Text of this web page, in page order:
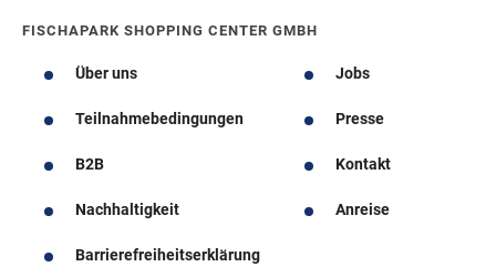
FISCHAPARK SHOPPING CENTER GMBH
Über uns Jobs
Teilnahmebedingungen Presse
B2B Kontakt
Nachhaltigkeit Anreise
Barrierefreiheitserklärung